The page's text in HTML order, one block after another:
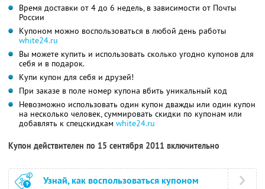
Время доставки от 4 до 6 недель, в зависимости от Почты
России
Купоном можно воспользоваться в любой день работы
white24.ru
Вы можете купить и использовать сколько угодно купонов для
себя и в подарок.
Купи купон для себя и друзей!
При заказе в поле номер купона вбить уникальный код
Невозможно использовать один купон дважды или один купон
на несколько человек, суммировать скидки по купонам или
добавлять к спецскидкам white24.ru
Купон действителен по 15 сентября 2011 включительно
Узнай, как воспользоваться купоном